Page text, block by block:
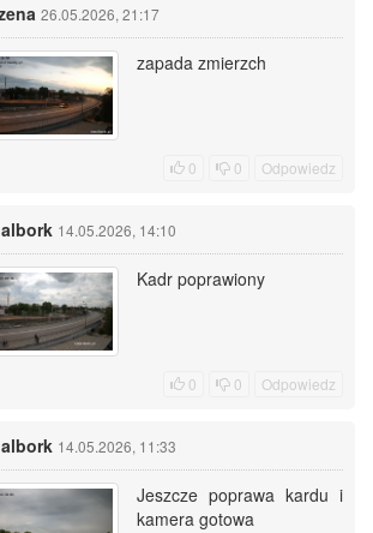
26.05.2026, 21:17
zapada zmierzch
0 0 Odpowiedz
14.05.2026, 14:10
Kadr poprawiony
0 0 Odpowiedz
14.05.2026, 11:33
Jeszcze poprawa kardu i
kamera gotowa